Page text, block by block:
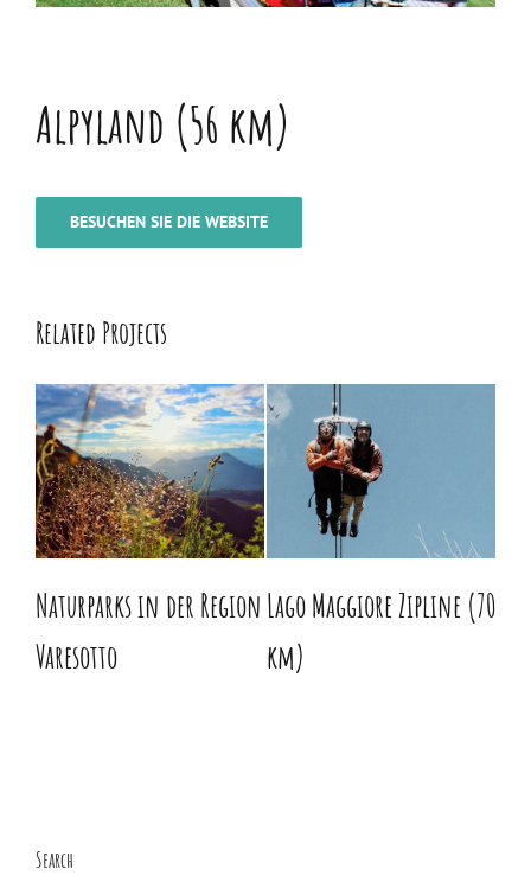
Alpyland (56 km)
BESUCHEN SIE DIE WEBSITE
Related Projects
Naturparks in der Region
Varesotto
Lago Maggiore Zipline (70
km)
Search